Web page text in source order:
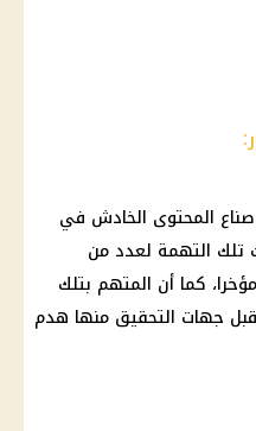
المحتوى الخادش في
تلك التهمة لعدد من
كما أن المتهم بتلك
جهات التحقيق منها هدم